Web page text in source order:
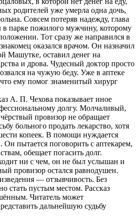
родителей уже умерла одна дочь,
Совсем потеряв надежду, глава
в парке пожилого мужчину, которому
Тот сразу же направился в
оказался врачом. Он назначил
Машутке, оставил денег на
и дрова. Чудесный доктор просто
на чужую беду. Уже в аптеке
ему помог знаменитый хирург
А. П. Чехова показывает иное
долгу. Молчаливый,
провизор не обращает
больного продать лекарство, хотя
копеек. В помощи нуждается
Он пытается поговорить с аптекарем,
обещает погасить долг.
ни с чем, он не был услышан и
провизор остался равнодушен.
— отзывчивость. Без
стать пустым местом. Рассказ
Читатель может
дальнейшую судьбу